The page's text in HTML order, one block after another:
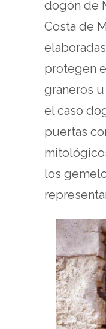
dogón de
Costa de
protegen
graneros
el caso
puertas
los